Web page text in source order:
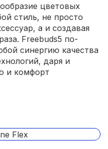
цветовых
стиль, не просто
а и создавая
Freebuds5 по-
синергию качества
даря и
и комфорт